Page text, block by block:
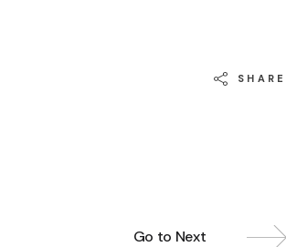
SHARE
Go to Next